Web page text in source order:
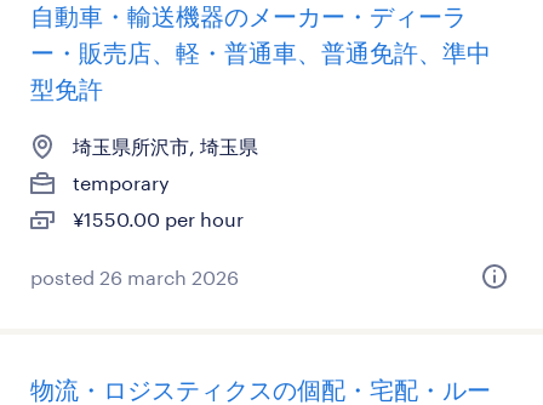
自動車・輸送機器のメーカー・ディーラ
ー・販売店、軽・普通車、普通免許、準中
型免許
埼玉県所沢市, 埼玉県
temporary
¥1550.00 per hour
posted 26 march 2026
物流・ロジスティクスの個配・宅配・ルー